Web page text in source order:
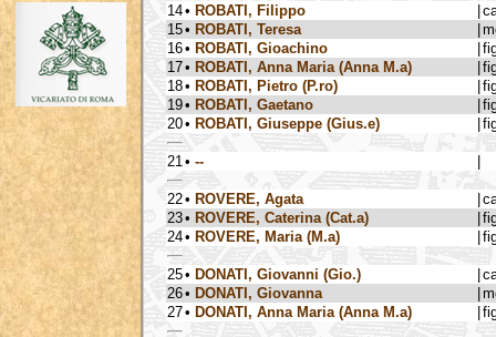
14• ROBATI, Filippo
15• ROBATI, Teresa
16• ROBATI, Gioachino
17• ROBATI, Anna Maria (Anna M.a)
18• ROBATI, Pietro (P.ro)
19• ROBATI, Gaetano
20• ROBATI, Giuseppe (Gius.e)
21 • --
22• ROVERE, Agata
23• ROVERE, Caterina (Cat.a)
24• ROVERE, Maria (M.a)
25• DONATI, Giovanni (Gio.)
26• DONATI, Giovanna
27• DONATI, Anna Maria (Anna M.a)